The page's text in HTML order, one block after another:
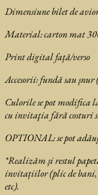
Dimensiune bilet de
Material: carton mat
Print digital față/verso
Accesorii: fundă sau
Culorile se pot modifica
cu invitaţia fără costuri
OPTIONAL: sepot
*Realizăm și restul
invitațiilor (plic de bani,
etc).